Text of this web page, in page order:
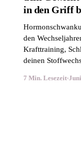
in den Griff
den
Krafttraining,
deinen
7 Min. Lesezeit·